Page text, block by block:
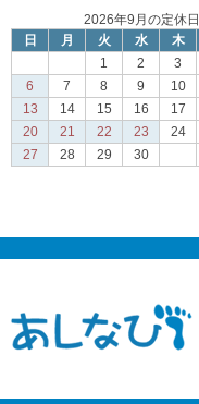
2026年9月の定休日
日
月 火 水 木
1
2 3
6
7 8 9 10
13
14 15 16 17
20
21 22 23 24
27
28 29 30